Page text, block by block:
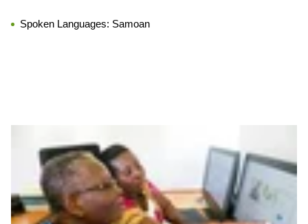
Spoken Languages: Samoan